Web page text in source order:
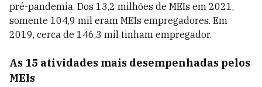
pré-pandemia. Dos 13,2 milhões de MEIs em 2021,
somente 104,9 mil eram MEIs empregadores. Em
2019, cerca de 146,3 mil tinham empregador.
As 15 atividades mais desempenhadas pelos
MEIs